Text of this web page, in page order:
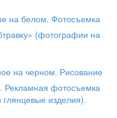
на белом. Фотосъемка
(фотографии на
на черном. Рисование
Рекламная фотосъемка
изделия).